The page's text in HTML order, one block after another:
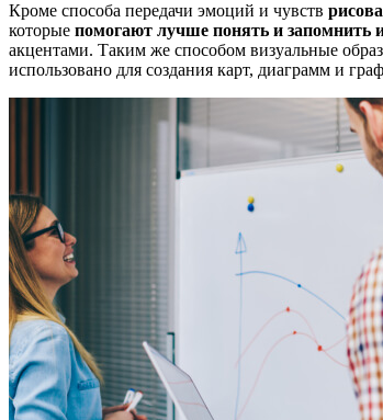
Кроме способа передачи эмоций и чувств
которые помогают лучше понять и запомнить
акцентами. Таким же способом визуальные
использовано для создания карт, диаграмм и